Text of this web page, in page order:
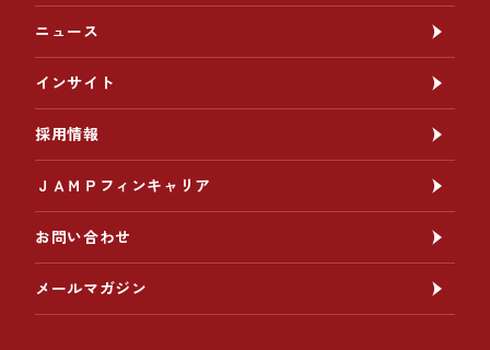
ニュース
インサイト
採用情報
ＪＡＭＰフィンキャリア
お問い合わせ
メールマガジン